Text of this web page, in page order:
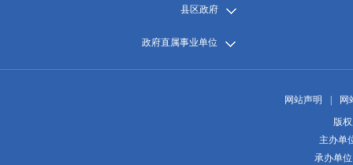
县区政府
政府直属事业单位
网站声明
网
版
主办单
承办单